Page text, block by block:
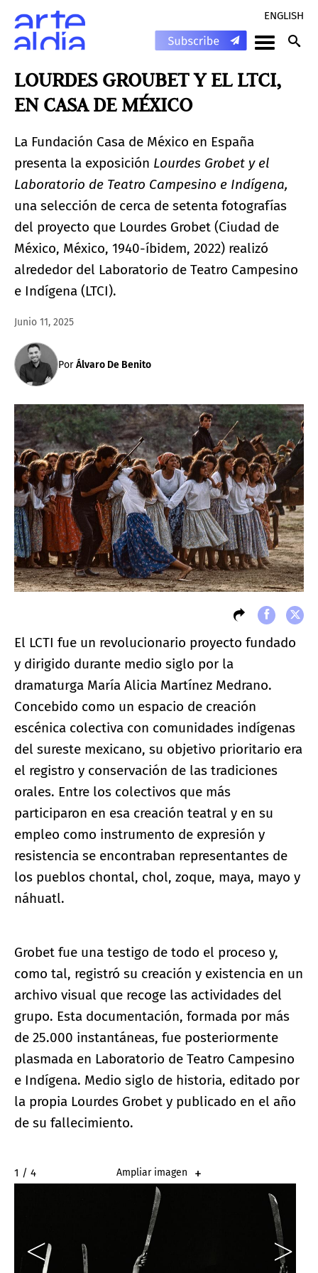
ENGLISH
LOURDES GROUBET Y EL LTCI,
EN CASA DE MÉXICO
La Fundación Casa de México en España
presenta la exposición Lourdes Grobet y el
Laboratorio de Teatro Campesino e Indígena,
una selección de cerca de setenta fotografías
del proyecto que Lourdes Grobet (Ciudad de
México, México, 1940-íbidem, 2022) realizó
alrededor del Laboratorio de Teatro Campesino
e Indígena (LTCI).
Junio 11, 2025
PorÁlvaro De Benito
El LCTI fue un revolucionario proyecto fundado
y dirigido durante medio siglo por la
dramaturga María Alicia Martínez Medrano.
Concebido como un espacio de creación
escénica colectiva con comunidades indígenas
del sureste mexicano, su objetivo prioritario era
el registro y conservación de las tradiciones
orales. Entre los colectivos que más
participaron en esa creación teatral y en su
empleo como instrumento de expresión y
resistencia se encontraban representantes de
los pueblos chontal, chol, zoque, maya, mayo y
náhuatl.
Grobet fue una testigo de todo el proceso y,
como tal, registró su creación y existencia en un
archivo visual que recoge las actividades del
grupo. Esta documentación, formada por más
de 25.000 instantáneas, fue posteriormente
plasmada en Laboratorio de Teatro Campesino
e Indígena. Medio siglo de historia, editado por
la propia Lourdes Grobet y publicado en el año
de su fallecimiento.
1 / 4 Ampliar imagen